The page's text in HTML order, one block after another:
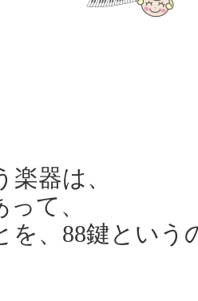
器は、
て、
を、88鍵という